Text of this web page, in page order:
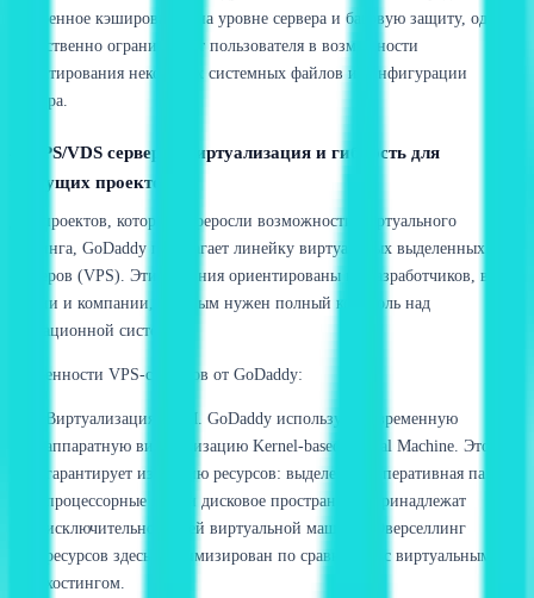
встроенное кэширование на уровне сервера и базовую защиту, однако
существенно ограничивает пользователя в возможности
редактирования некоторых системных файлов и конфигурации
сервера.
4. VPS/VDS серверы: виртуализация и гибкость для
растущих проектов
Для проектов, которые переросли возможности виртуального
хостинга, GoDaddy предлагает линейку виртуальных выделенных
серверов (VPS). Эти решения ориентированы на разработчиков, веб-
студии и компании, которым нужен полный контроль над
операционной системой.
Особенности VPS-серверов от GoDaddy:
Виртуализация KVM. GoDaddy использует современную
аппаратную виртуализацию Kernel-based Virtual Machine. Это
гарантирует изоляцию ресурсов: выделенная оперативная память,
процессорные ядра и дисковое пространство принадлежат
исключительно вашей виртуальной машине. Оверселлинг
ресурсов здесь минимизирован по сравнению с виртуальным
хостингом.